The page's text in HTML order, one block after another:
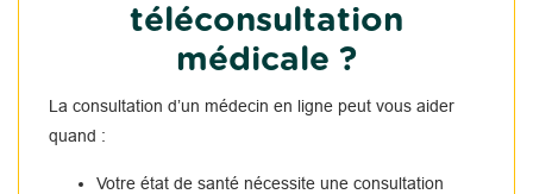
téléconsultation
médicale ?
La consultation d’un médecin en ligne peut vous aider
quand :
Votre état de santé nécessite une consultation